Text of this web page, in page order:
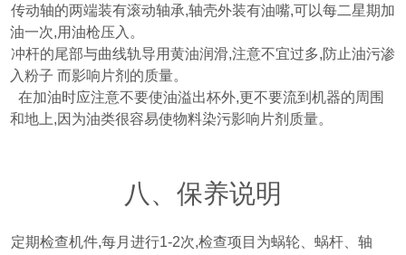
传动轴的两端装有滚动轴承,轴壳外装有油嘴,可以每二星期加
油一次,用油枪压入。
冲杆的尾部与曲线轨导用黄油润滑,注意不宜过多,防止油污渗
入粉子 而影响片剂的质量。
、在加油时应注意不要使油溢出杯外,更不要流到机器的周围
和地上,因为油类很容易使物料染污影响片剂质量。
八、保养说明
定期检查机件,每月进行1-2次,检查项目为蜗轮、蜗杆、轴